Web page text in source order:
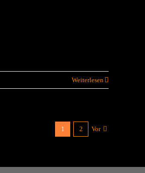
Weiterlesen
1 2 Vor